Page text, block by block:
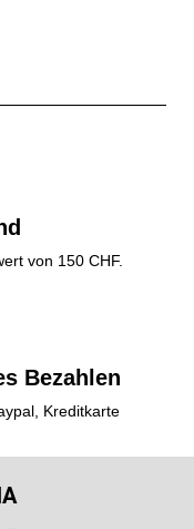
von 150 CHF.
Bezahlen
Kreditkarte